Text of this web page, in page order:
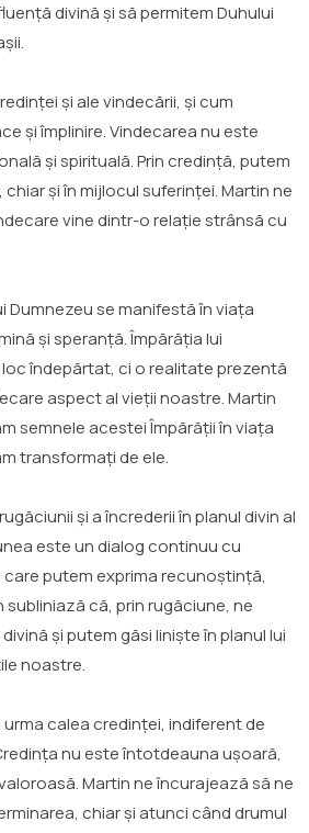
divină și să permitem Duhului
și ale vindecării, și cum
și împlinire. Vindecarea nu este
și spirituală. Prin credință, putem
chiar și în mijlocul suferinței. Martin ne
vine dintr-o relație strânsă cu
Dumnezeu se manifestă în viața
și speranță. Împărăția lui
îndepărtat, ci o realitate prezentă
aspect al vieții noastre. Martin
semnele acestei Împărății în viața
transformați de ele.
și a încrederii în planul divin al
este un dialog continuu cu
care putem exprima recunoștință,
subliniază că, prin rugăciune, ne
și putem găsi liniște în planul lui
noastre.
calea credinței, indiferent de
nu este întotdeauna ușoară,
Martin ne încurajează să ne
chiar și atunci când drumul